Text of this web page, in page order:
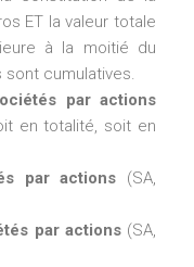
ET la valeur totale
à la moitié du
cumulatives.
par actions
en totalité, soit en
par actions (SA,
par actions(SA,